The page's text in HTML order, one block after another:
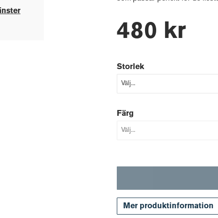
480 kr
Storlek
Färg
Mer produktinformation